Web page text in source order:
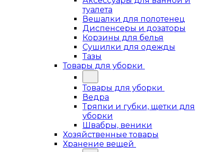
туалета
Вешалки для полотенец
Диспенсеры и дозаторы
Корзины для белья
Сушилки для одежды
Тазы
Товары для уборки
Товары для уборки
Ведра
Тряпки и губки, щетки для
уборки
Швабры, веники
Хозяйственные товары
Хранение вещей